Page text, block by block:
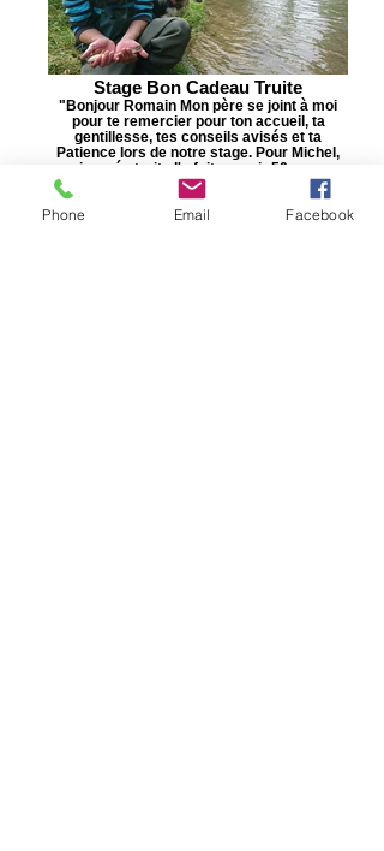
Stage Bon Cadeau Truite
"Bonjour Romain Mon père se joint à moi
pour te remercier pour ton accueil, ta
gentillesse, tes conseils avisés et ta
Patience lors de notre stage. Pour Michel,
sa journée truite l'a fait revenir 50 ans en
arrière , quel plaisir ! ... ​Mon épouse n'aura
pas à trop se creuser pour Noël, 1 stage de
2 jours truite est d'ores et deja demandé
Phone Email Facebook